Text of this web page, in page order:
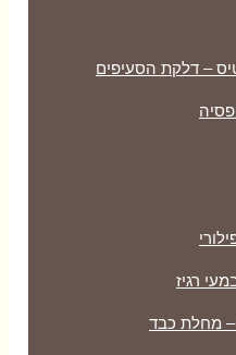
– דלקת הסעיפים
רגיז
– מחלת כבד